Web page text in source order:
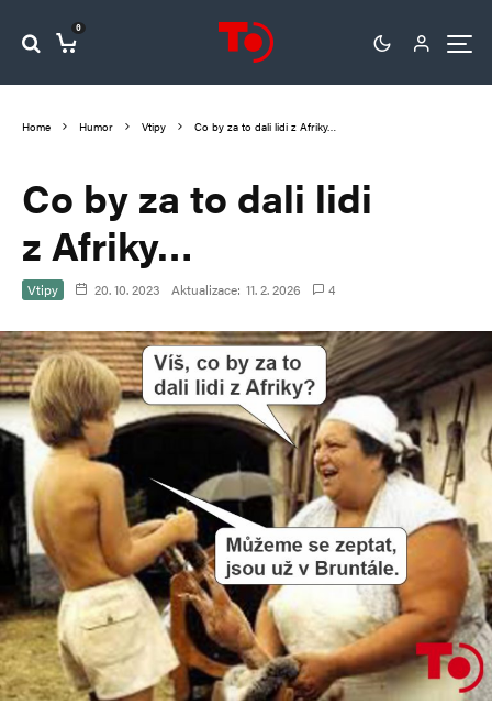
0
Home Humor Vtipy Co by za to dali lidi z Afriky…
Co by za to dali lidi
z Afriky…
Vtipy 20. 10. 2023 Aktualizace: 11. 2. 2026 4